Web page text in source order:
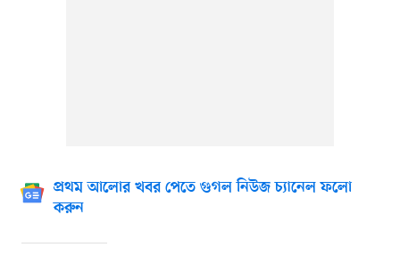
প্রথম আলোর খবর পেতে গুগল নিউজ চ্যানেল ফলো
করুন